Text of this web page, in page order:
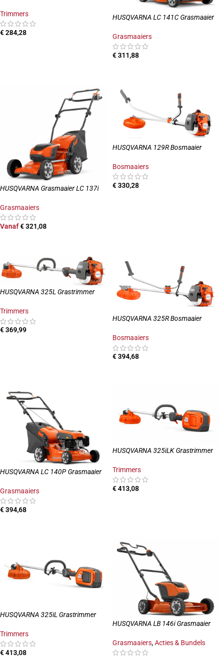
Trimmers
€284,28
HUSQVARNA LC 141C Grasmaaier
Grasmaaiers
€311,88
HUSQVARNA Grasmaaier LC 137i
Grasmaaiers
Vanaf€321,08
HUSQVARNA 129R Bosmaaier
Bosmaaiers
€330,28
HUSQVARNA 325L Grastrimmer
Trimmers
€369,99
HUSQVARNA 325R Bosmaaier
Bosmaaiers
€394,68
HUSQVARNA LC 140P Grasmaaier
Grasmaaiers
€394,68
HUSQVARNA 325iLK Grastrimmer
Trimmers
€413,08
HUSQVARNA 325iL Grastrimmer
Trimmers
€413,08
HUSQVARNA LB 146i Grasmaaier
Grasmaaiers,Acties & Bundels